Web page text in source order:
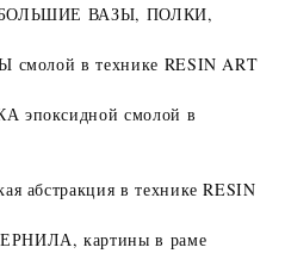
БОЛЬШИЕ ВАЗЫ, ПОЛКИ,
смолой в технике RESIN ART
эпоксидной смолой в
абстракция в технике RESIN
картины в раме